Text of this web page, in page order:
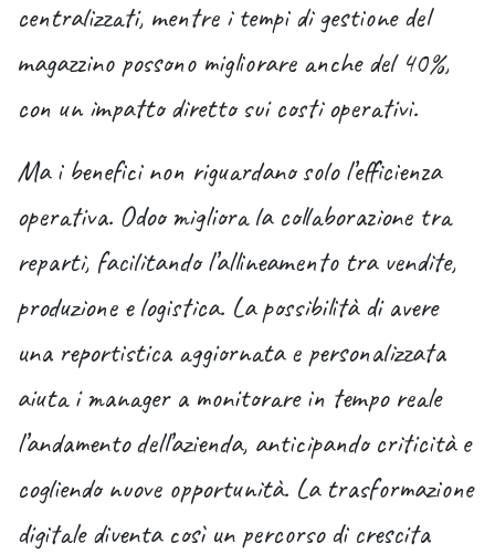
centralizzati, mentre i tempi di gestione del
magazzino possono migliorare anche del 40%,
con un impatto diretto sui costi operativi.
Ma i benefici non riguardano solo l’efficienza
operativa. Odoo migliora la collaborazione tra
reparti, facilitando l’allineamento tra vendite,
produzione e logistica. La possibilità di avere
una reportistica aggiornata e personalizzata
aiuta i manager a monitorare in tempo reale
l’andamento dell’azienda, anticipando criticità e
cogliendo nuove opportunità. La trasformazione
digitale diventa così un percorso di crescita